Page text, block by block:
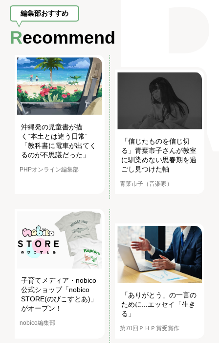
編集部おすすめ
Recommend
沖縄発の児童書が描
く“本土とは違う日常”
「教科書に電車が出てく
るのが不思議だった」
PHPオンライン編集部
「信じたものを信じ切
る」青葉市子さんが教室
に馴染めない思春期を過
ごし見つけた軸
青葉市子（音楽家）
子育てメディア・nobico
公式ショップ「nobico
STORE(のびこすとあ)」
がオープン！
nobico編集部
「ありがとう」の一言の
ために...エッセイ「生き
る」
第70回ＰＨＰ賞受賞作